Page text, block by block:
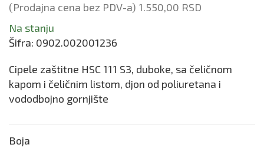
(Prodajna cena bez PDV-a) 1.550,00 RSD
Na stanju
Šifra: 0902.002001236
Cipele zaštitne HSC 111 S3, duboke, sa čeličnom
kapom i čeličnim listom, djon od poliuretana i
vododbojno gornjište
Boja